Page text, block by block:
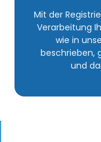
Mit der
Verarbeitung
wie in
beschrieben,
und